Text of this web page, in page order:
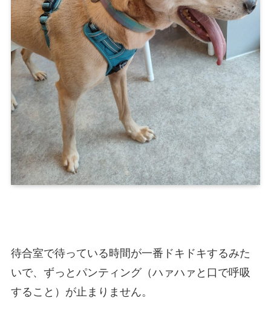
待合室で待っている時間が一番ドキドキするみた
いで、ずっとパンティング（ハァハァと口で呼吸
すること）が止まりません。